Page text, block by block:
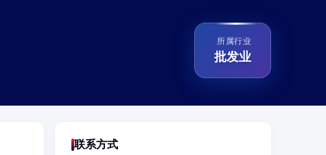
所属行业
批发业
联系方式